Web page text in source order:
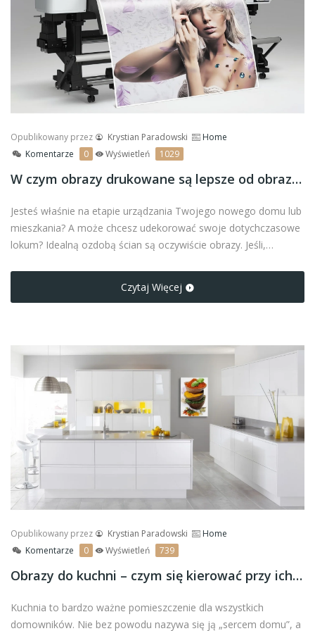
Opublikowany przez Krystian Paradowski
Home
Komentarze
0 Wyświetleń 1029
W czym obrazy drukowane są lepsze od obrazów malowanych?
Jesteś właśnie na etapie urządzania Twojego nowego domu lub
mieszkania? A może chcesz udekorować swoje dotychczasowe
lokum? Idealną ozdobą ścian są oczywiście obrazy. Jeśli,
Czytaj Więcej
Opublikowany przez Krystian Paradowski
Home
Komentarze
0 Wyświetleń 739
Obrazy do kuchni – czym się kierować przy ich wyborze?
Kuchnia to bardzo ważne pomieszczenie dla wszystkich
domowników. Nie bez powodu nazywa się ją „sercem domu”, a